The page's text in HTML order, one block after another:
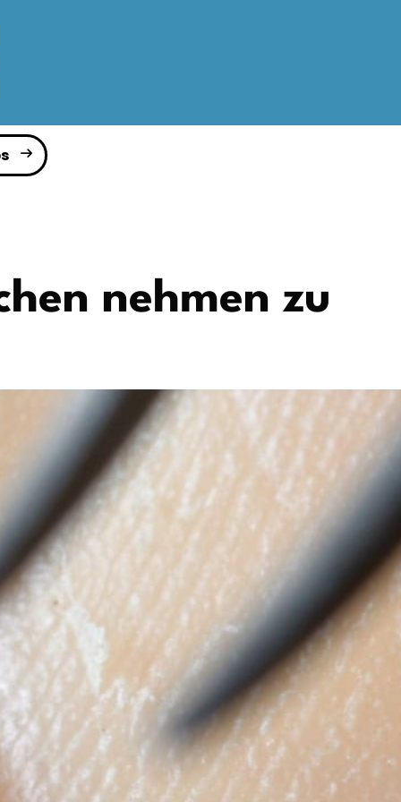
nehmen zu